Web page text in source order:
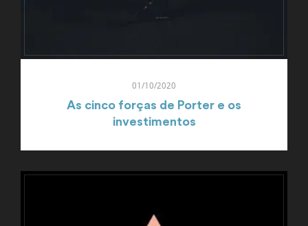
01/10/2020
As cinco forças de Porter e os
investimentos